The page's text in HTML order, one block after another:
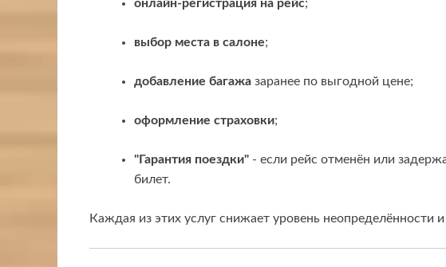
онлайн-регистрация на рейс;
выбор места в салоне;
добавление багажа заранее по выгодной цене;
оформление страховки;
"Гарантия поездки" - если рейс отменён или
билет.
Каждая из этих услуг снижает уровень неопределённости